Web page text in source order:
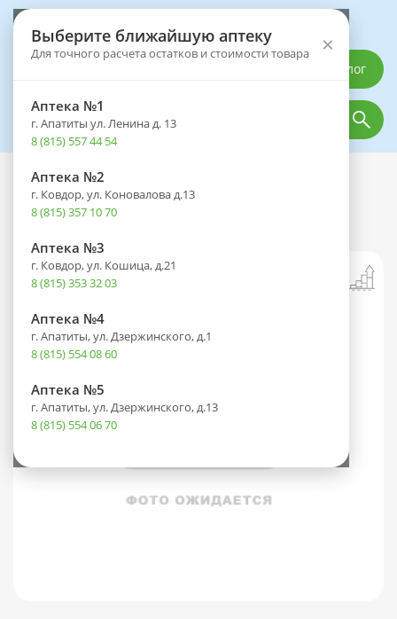
Выберите ближайшую аптеку
Для точного расчета остатков и стоимости товара ×
Аптека №1
г. Апатиты ул. Ленина д. 13
8 (815) 557 44 54
Аптека №2
г. Ковдор, ул. Коновалова д.13
8 (815) 357 10 70
Аптека №3
г. Ковдор, ул. Кошица, д.21
8 (815) 353 32 03
Аптека №4
г. Апатиты, ул. Дзержинского, д.1
8 (815) 554 08 60
Аптека №5
г. Апатиты, ул. Дзержинского, д.13
8 (815) 554 06 70
Каталог
Каталог Оптика
Раствор для контактных линз
Ликонтин-БИО 60мл